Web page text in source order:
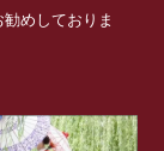
めしておりま